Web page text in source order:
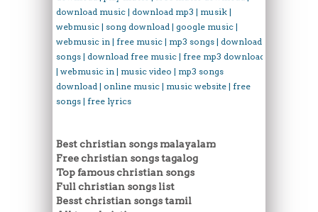
download music | download mp3 | musik |
webmusic | song download | google music |
webmusic in | free music | mp3 songs | download
songs | download free music | free mp3 download
| webmusic in | music video | mp3 songs
download | online music | music website | free
songs | free lyrics
Best christian songs malayalam
Free christian songs tagalog
Top famous christian songs
Full christian songs list
Besst christian songs tamil